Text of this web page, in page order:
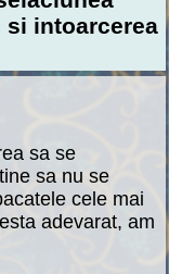
si intoarcerea
sa se
sa nu se
cele mai
adevarat, am